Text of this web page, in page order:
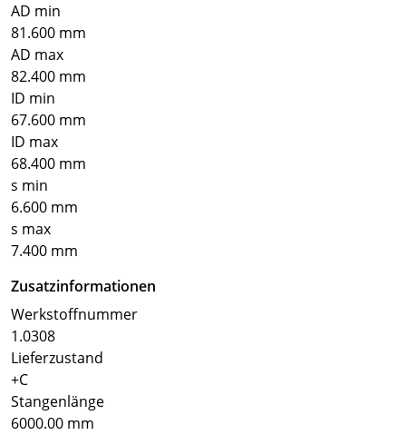
AD min
81.600 mm
AD max
82.400 mm
ID min
67.600 mm
ID max
68.400 mm
s min
6.600 mm
s max
7.400 mm
Zusatzinformationen
Werkstoffnummer
1.0308
Lieferzustand
+C
Stangenlänge
6000.00 mm